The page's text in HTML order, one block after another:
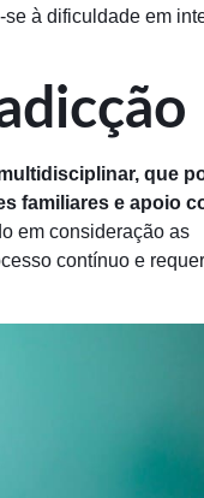
à dificuldade em
que
familiares e apoio
em consideração as
contínuo e requer